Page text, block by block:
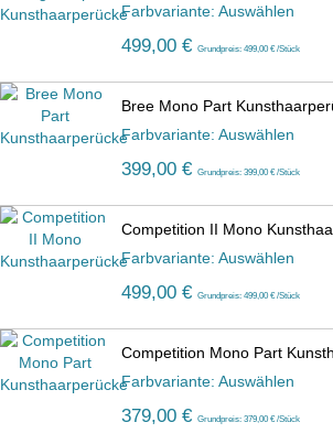
Farbvariante: Auswählen
499,00 € Grundpreis: 499,00 € /Stück
Bree Mono Part
Farbvariante: Auswählen
399,00 € Grundpreis: 399,00 € /Stück
Competition II Mono
Farbvariante: Auswählen
499,00 € Grundpreis: 499,00 € /Stück
Competition Mono Part
Farbvariante: Auswählen
379,00 € Grundpreis: 379,00 € /Stück